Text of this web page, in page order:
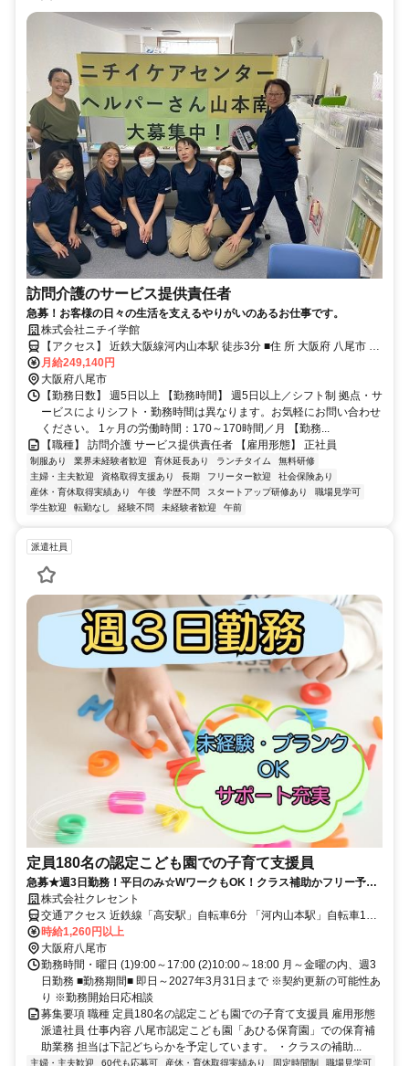
訪問介護のサービス提供責任者
急募！お客様の日々の生活を支えるやりがいのあるお仕事です。
株式会社ニチイ学館
【アクセス】 近鉄大阪線河内山本駅 徒歩3分 ■住 所 大阪府 八尾市 山
本町南一丁目9番34号つばきﾋﾞﾙ山本南202号室 ■アクセス 近鉄大阪線
河内山本駅 徒歩3分
月給249,140円
大阪府八尾市
【勤務日数】 週5日以上 【勤務時間】 週5日以上／シフト制 拠点・サ
ービスによりシフト・勤務時間は異なります。お気軽にお問い合わせ
ください。 1ヶ月の労働時間：170～170時間／月 【勤務...
【職種】 訪問介護 サービス提供責任者 【雇用形態】 正社員
制服あり 業界未経験者歓迎 育休延長あり ランチタイム
無料研修
主婦・主夫歓迎
資格取得支援あり 長期 フリーター歓迎
社会保険あり
産休・育休取得実績あり
午後 学歴不問 スタートアップ研修あり
職場見学可
学生歓迎
転勤なし 経験不問 未経験者歓迎 午前
派遣社員
定員180名の認定こども園での子育て支援員
急募★週3日勤務！平日のみ☆WワークもOK！クラス補助かフリー予
定 【八尾市/子育て支援員】
株式会社クレセント
交通アクセス 近鉄線「高安駅」自転車6分 「河内山本駅」自転車10
分 JR線「八尾駅」自転車9分
時給1,260円以上
大阪府八尾市
勤務時間・曜日 (1)9:00～17:00 (2)10:00～18:00 月～金曜の内、週3
日勤務 ■勤務期間■ 即日～2027年3月31日まで ※契約更新の可能性あ
り ※勤務開始日応相談
募集要項 職種 定員180名の認定こども園での子育て支援員 雇用形態
派遣社員 仕事内容 八尾市認定こども園「あひる保育園」での保育補
助業務 担当は下記どちらかを予定しています。 ・クラスの補助...
主婦・主夫歓迎 60代も応募可 産休・育休取得実績あり 固定時間制 職場見学可